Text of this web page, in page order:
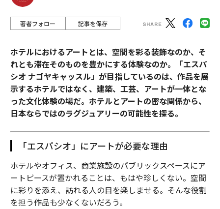
著者フォロー 記事を保存
ホテルにおけるアートとは、空間を彩る装飾なのか、そ
れとも滞在そのものを豊かにする体験なのか。「エスパ
シオ ナゴヤキャッスル」が目指しているのは、作品を展
示するホテルではなく、建築、工芸、アートが一体とな
った文化体験の場だ。ホテルとアートの密な関係から、
日本ならではのラグジュアリーの可能性を探る。
「エスパシオ」にアートが必要な理由
ホテルやオフィス、商業施設のパブリックスペースにア
ートピースが置かれることは、もはや珍しくない。空間
に彩りを添え、訪れる人の目を楽しませる。そんな役割
を担う作品も少なくないだろう。